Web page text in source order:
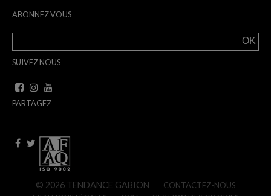
ABONNEZ VOUS
SUIVEZ NOUS
PARTAGEZ
© 2026 TENDANCE GABION
CONTACTEZ-NOUS